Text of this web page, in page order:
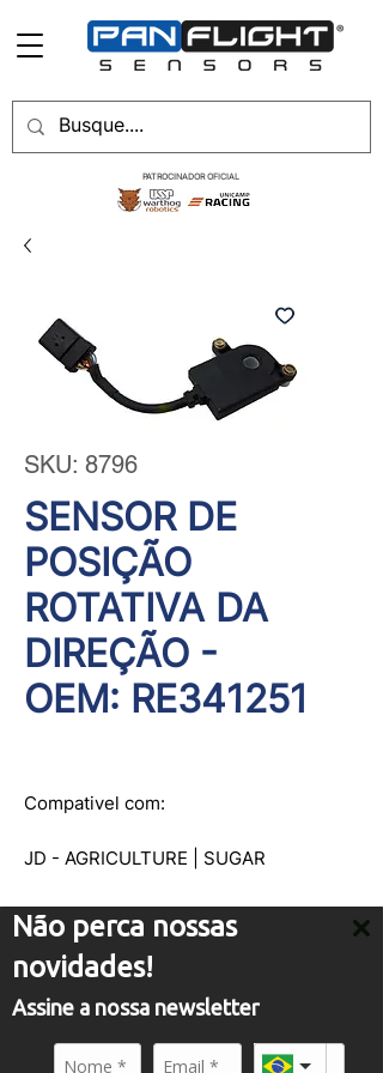
Não perca nossas
novidades!
Assine a nossa newsletter
PATROCINADOR OFICIAL
SKU: 8796
SENSOR DE
POSIÇÃO
ROTATIVA DA
DIREÇÃO -
OEM: RE341251
Compativel com:
JD - AGRICULTURE | SUGAR
CH670, CH950, CH960
TRACTOR: 8320RT, 8345RT,
8370RT, 9470RT, 9520RT,
9570RT
CASE - AGRICULTURE
ATENDIMENTO
comercial01@panflight.com